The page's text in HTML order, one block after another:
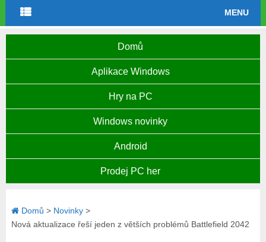
MENU
Domů
Aplikace Windows
Hry na PC
Windows novinky
Android
Prodej PC her
Domů > Novinky>
Nová aktualizace řeší jeden z větších problémů Battlefield 2042